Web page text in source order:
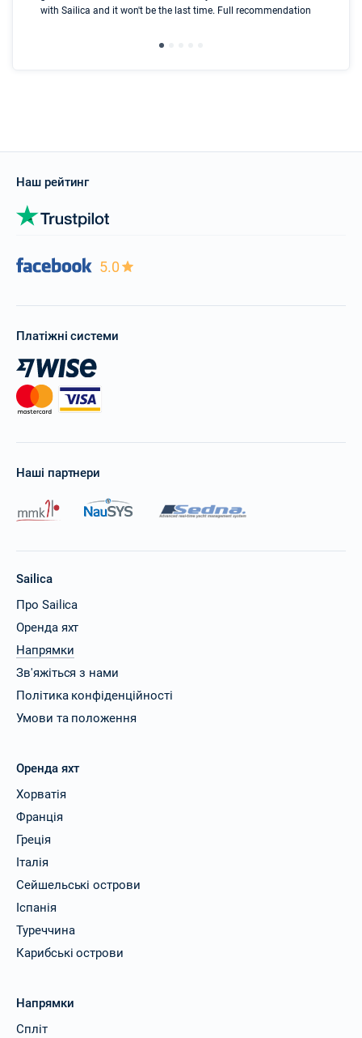
with Sailica and it won't be the last time. Full recommendation
Наш рейтинг
5.0
Платіжні системи
Наші партнери
Sailica
Про Sailica
Оренда яхт
Напрямки
Зв'яжіться з нами
Політика конфіденційності
Умови та положення
Оренда яхт
Хорватія
Франція
Греція
Італія
Сейшельські острови
Іспанія
Туреччина
Карибські острови
Напрямки
Спліт